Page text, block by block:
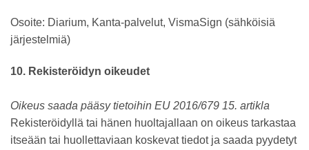
Osoite: Diarium, Kanta-palvelut, VismaSign (sähköisiä
järjestelmiä)
10. Rekisteröidyn oikeudet
Oikeus saada pääsy tietoihin EU 2016/679 15. artikla
Rekisteröidyllä tai hänen huoltajallaan on oikeus tarkastaa
itseään tai huollettaviaan koskevat tiedot ja saada pyydetyt